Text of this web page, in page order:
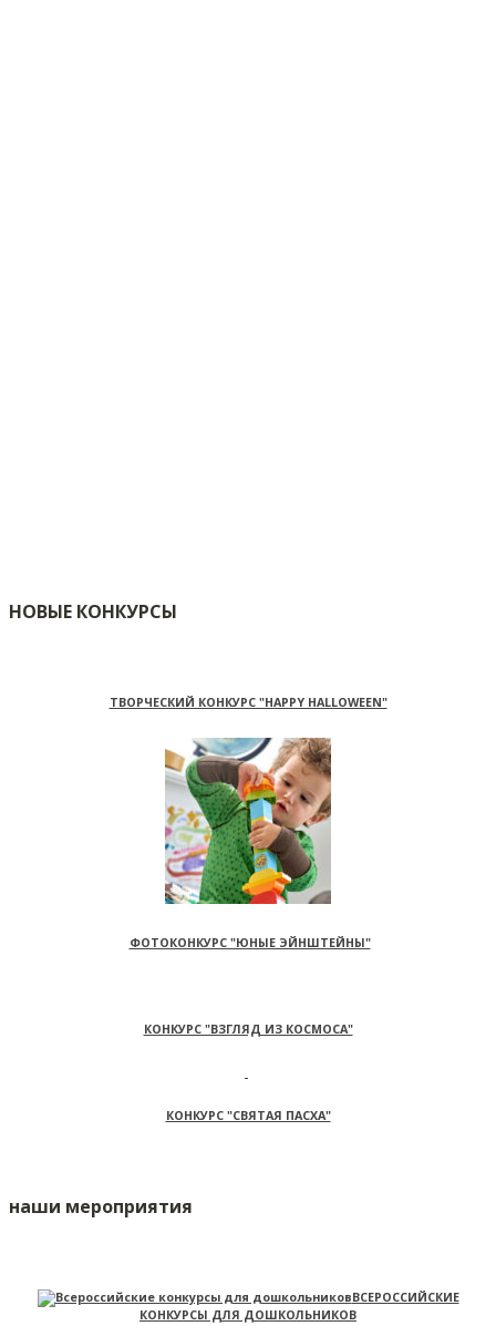
НОВЫЕ КОНКУРСЫ
ТВОРЧЕСКИЙ КОНКУРС "HAPPY HALLOWEEN"
ФОТОКОНКУРС "ЮНЫЕ ЭЙНШТЕЙНЫ"
КОНКУРС "ВЗГЛЯД ИЗ КОСМОСА"
КОНКУРС "СВЯТАЯ ПАСХА"
наши мероприятия
ВСЕРОССИЙСКИЕ
КОНКУРСЫ ДЛЯ ДОШКОЛЬНИКОВ